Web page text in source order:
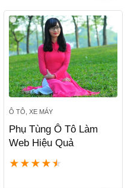
13.000.000 ₫.
là:
9.941.000 ₫.
Ô TÔ, XE MÁY
Phụ Tùng Ô Tô Làm
Web Hiệu Quả
★ ★ ★ ★ ★